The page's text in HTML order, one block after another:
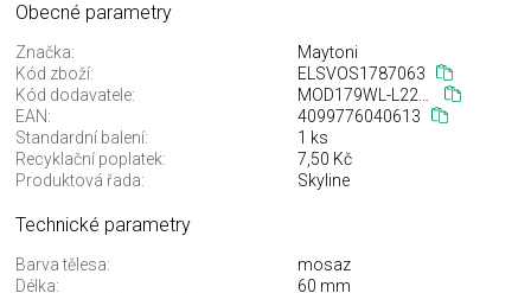
Obecné parametry
Značka:
Maytoni
Kód zboží:
ELSVOS1787063
Kód dodavatele:
MOD179WL-L22BS4K
EAN:
4099776040613
Standardní balení:
1 ks
Recyklační poplatek:
7,50 Kč
Produktová řada:
Skyline
Technické parametry
Barva tělesa:
mosaz
Délka:
60 mm